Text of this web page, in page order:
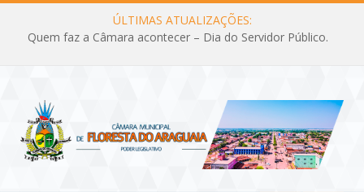
ÚLTIMAS ATUALIZAÇÕES:
Quem faz a Câmara acontecer – Dia do Servidor Público.